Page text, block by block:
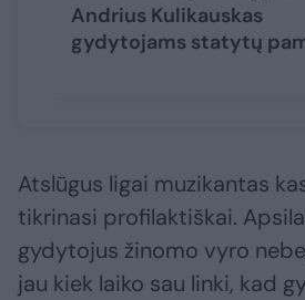
Andrius Kulikauskas
gydytojams statytų
Atslūgus ligai muzikantas
tikrinasi profilaktiškai.
gydytojus žinomo vyro
jau kiek laiko sau linki, kad